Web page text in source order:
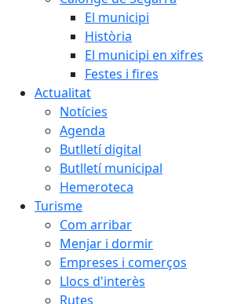
El municipi
Història
El municipi en xifres
Festes i fires
Actualitat
Notícies
Agenda
Butlletí digital
Butlletí municipal
Hemeroteca
Turisme
Com arribar
Menjar i dormir
Empreses i comerços
Llocs d'interès
Rutes